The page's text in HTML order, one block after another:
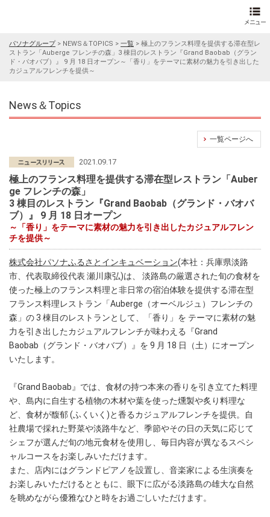
パソナグループ> NEWS＆TOPICS > 一覧 > 極上のフランス料理を提供する滞在型レ
ストラン「Auberge フレンチの森」3 棟目のレストラン『Grand Baobab（グラン
ド・バオバブ）』 9 月 18 日オープン～「香り」をテーマに素材の魅力を引き出した
カジュアルフレンチを提供～
News＆Topics
一覧ページへ
2021.09.17
極上のフランス料理を提供する滞在型レストラン「Auber
ge フレンチの森」
3 棟目のレストラン『Grand Baobab（グランド・バオバ
ブ）』 9 月 18 日オープン
～「香り」をテーマに素材の魅力を引き出したカジュアルフレン
チを提供～
株式会社パソナふるさとインキュベーション(本社：兵庫県淡路
市、代表取締役代表 瀬川康弘)は、 淡路島の厳選された旬の食材を
使った極上のフランス料理と非日常の宿泊体験を提供する滞在型
フランス料理レストラン「Auberge（オーベルジュ）フレンチの
森」の 3 棟目のレストランとして、「香り」を テーマに素材の魅
力を引き出したカジュアルフレンチが味わえる『Grand
Baobab（グランド・バオバブ）』を 9 月 18 日（土）にオープン
いたします。
『Grand Baobab』では、食材の持つ本来の香りを引き立てた料理
や、島内に自生する植物の木材や葉を使った燻製や炙り料理な
ど、食材が馥郁 (ふくいく)と香るカジュアルフレンチを提供。自
社農場で採れた野菜や淡路牛など、季節やその日の天気に応じて
シェフが選んだ旬の地元食材を使用し、毎日内容が異なるスペシ
ャルコースをお楽しみいただけます。
また、店内にはグランドピアノを設置し、音楽家による生演奏を
お楽しみいただけるとともに、眼下に広がる淡路島の雄大な自然
を眺めながら優雅なひと時をお過ごしいただけます。